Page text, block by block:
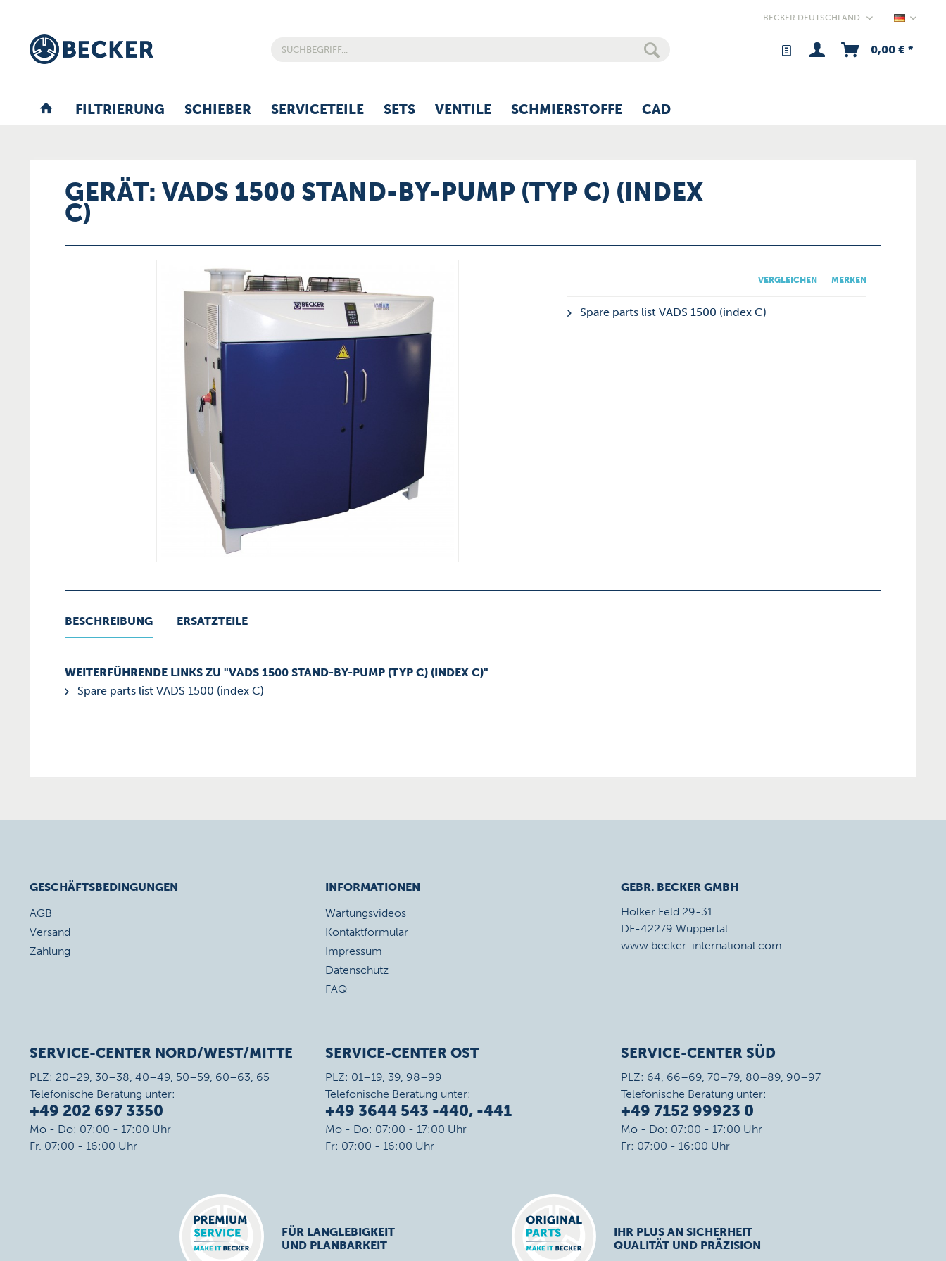
0,00 € *
FILTRIERUNG SCHIEBER SERVICETEILE SETS VENTILE SCHMIERSTOFFE CAD
GERÄT: VADS 1500 STAND-BY-PUMP (TYP C) (INDEX
C)
VERGLEICHEN MERKEN
Spare parts list VADS 1500 (index C)
BESCHREIBUNG ERSATZTEILE
WEITERFÜHRENDE LINKS ZU "VADS 1500 STAND-BY-PUMP (TYP C) (INDEX C)"
Spare parts list VADS 1500 (index C)
GESCHÄFTSBEDINGUNGEN
AGB
Versand
Zahlung
INFORMATIONEN
Wartungsvideos
Kontaktformular
Impressum
Datenschutz
FAQ
GEBR. BECKER GMBH
Hölker Feld 29-31
DE-42279 Wuppertal
www.becker-international.com
SERVICE-CENTER NORD/WEST/MITTE
PLZ: 20–29, 30–38, 40–49, 50–59, 60–63, 65
Telefonische Beratung unter:
+49 202 697 3350
Mo - Do: 07:00 - 17:00 Uhr
Fr. 07:00 - 16:00 Uhr
SERVICE-CENTER OST
PLZ: 01–19, 39, 98–99
Telefonische Beratung unter:
+49 3644 543 -440, -441
Mo - Do: 07:00 - 17:00 Uhr
Fr: 07:00 - 16:00 Uhr
SERVICE-CENTER SÜD
PLZ: 64, 66–69, 70–79, 80–89, 90–97
Telefonische Beratung unter:
+49 7152 99923 0
Mo - Do: 07:00 - 17:00 Uhr
Fr: 07:00 - 16:00 Uhr
FÜR LANGLEBIGKEIT
UND PLANBARKEIT
IHR PLUS AN SICHERHEIT
QUALITÄT UND PRÄZISION